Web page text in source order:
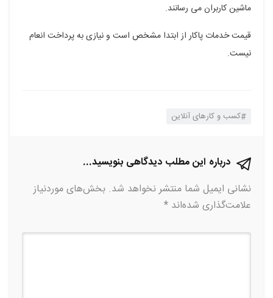
ماشین کاربران می رسانند.
قیمت خدمات پاکار از ابتدا مشخص است و نیازی به پرداخت انعام
نیست.
کسب و کارهای آنلاین
درباره این مطلب دیدگاهی بنویسید...
نشانی ایمیل شما منتشر نخواهد شد. بخش‌های موردنیاز
علامت‌گذاری شده‌اند *